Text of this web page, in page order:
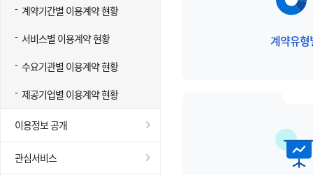
계약기간별 이용계약 현황
서비스별 이용계약 현황
수요기관별 이용계약 현황
제공기업별 이용계약 현황
이용정보 공개
관심서비스
계약유형